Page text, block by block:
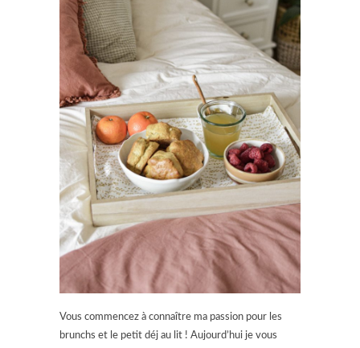
Vous commencez à connaître ma passion pour les
brunchs et le petit déj au lit ! Aujourd’hui je vous